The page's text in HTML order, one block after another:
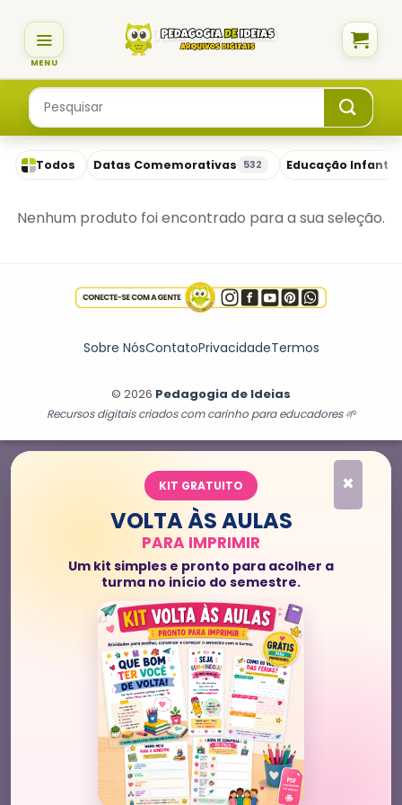
content
Pesquisar
por:
Todos Datas Comemorativas 532 Educação Infantil
Nenhum produto foi encontrado para a sua seleção.
Sobre NósContatoPrivacidadeTermos
© 2026 Pedagogia de Ideias
Recursos digitais criados com carinho para educadores 🌱
×
KIT GRATUITO
VOLTA ÀS AULAS
PARA IMPRIMIR
Um kit simples e pronto para acolher a
turma no início do semestre.